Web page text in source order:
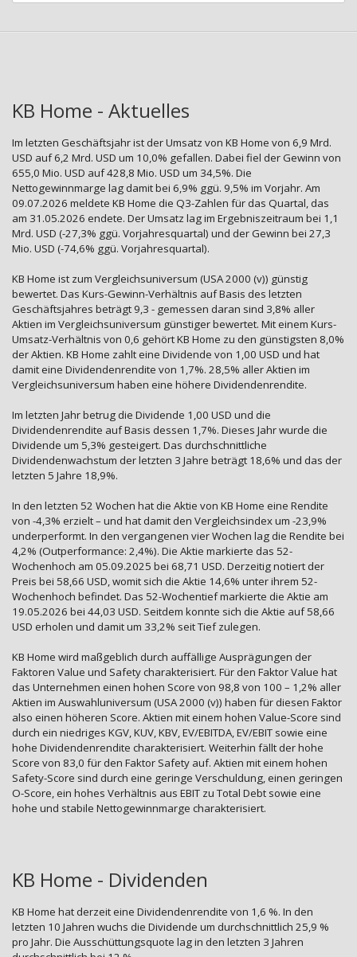
KB Home - Aktuelles
Im letzten Geschäftsjahr ist der Umsatz von KB Home von 6,9 Mrd.
USD auf 6,2 Mrd. USD um 10,0% gefallen. Dabei fiel der Gewinn von
655,0 Mio. USD auf 428,8 Mio. USD um 34,5%. Die
Nettogewinnmarge lag damit bei 6,9% ggü. 9,5% im Vorjahr. Am
09.07.2026 meldete KB Home die Q3-Zahlen für das Quartal, das
am 31.05.2026 endete. Der Umsatz lag im Ergebniszeitraum bei 1,1
Mrd. USD (-27,3% ggü. Vorjahresquartal) und der Gewinn bei 27,3
Mio. USD (-74,6% ggü. Vorjahresquartal).
KB Home ist zum Vergleichsuniversum (USA 2000 (v)) günstig
bewertet. Das Kurs-Gewinn-Verhältnis auf Basis des letzten
Geschäftsjahres beträgt 9,3 - gemessen daran sind 3,8% aller
Aktien im Vergleichsuniversum günstiger bewertet. Mit einem Kurs-
Umsatz-Verhältnis von 0,6 gehört KB Home zu den günstigsten 8,0%
der Aktien. KB Home zahlt eine Dividende von 1,00 USD und hat
damit eine Dividendenrendite von 1,7%. 28,5% aller Aktien im
Vergleichsuniversum haben eine höhere Dividendenrendite.
Im letzten Jahr betrug die Dividende 1,00 USD und die
Dividendenrendite auf Basis dessen 1,7%. Dieses Jahr wurde die
Dividende um 5,3% gesteigert. Das durchschnittliche
Dividendenwachstum der letzten 3 Jahre beträgt 18,6% und das der
letzten 5 Jahre 18,9%.
In den letzten 52 Wochen hat die Aktie von KB Home eine Rendite
von -4,3% erzielt – und hat damit den Vergleichsindex um -23,9%
underperformt. In den vergangenen vier Wochen lag die Rendite bei
4,2% (Outperformance: 2,4%). Die Aktie markierte das 52-
Wochenhoch am 05.09.2025 bei 68,71 USD. Derzeitig notiert der
Preis bei 58,66 USD, womit sich die Aktie 14,6% unter ihrem 52-
Wochenhoch befindet. Das 52-Wochentief markierte die Aktie am
19.05.2026 bei 44,03 USD. Seitdem konnte sich die Aktie auf 58,66
USD erholen und damit um 33,2% seit Tief zulegen.
KB Home wird maßgeblich durch auffällige Ausprägungen der
Faktoren Value und Safety charakterisiert. Für den Faktor Value hat
das Unternehmen einen hohen Score von 98,8 von 100 – 1,2% aller
Aktien im Auswahluniversum (USA 2000 (v)) haben für diesen Faktor
also einen höheren Score. Aktien mit einem hohen Value-Score sind
durch ein niedriges KGV, KUV, KBV, EV/EBITDA, EV/EBIT sowie eine
hohe Dividendenrendite charakterisiert. Weiterhin fällt der hohe
Score von 83,0 für den Faktor Safety auf. Aktien mit einem hohen
Safety-Score sind durch eine geringe Verschuldung, einen geringen
O-Score, ein hohes Verhältnis aus EBIT zu Total Debt sowie eine
hohe und stabile Nettogewinnmarge charakterisiert.
KB Home - Dividenden
KB Home hat derzeit eine Dividendenrendite von 1,6 %. In den
letzten 10 Jahren wuchs die Dividende um durchschnittlich 25,9 %
pro Jahr. Die Ausschüttungsquote lag in den letzten 3 Jahren